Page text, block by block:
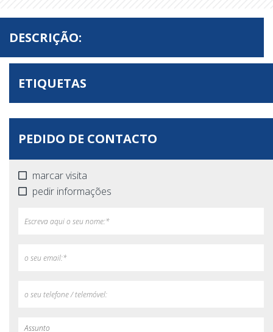
DESCRIÇÃO:
ETIQUETAS
PEDIDO DE CONTACTO
marcar visita
pedir informações